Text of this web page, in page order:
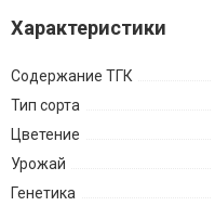
Характеристики
Содержание ТГК
Тип сорта
Цветение
Урожай
Генетика